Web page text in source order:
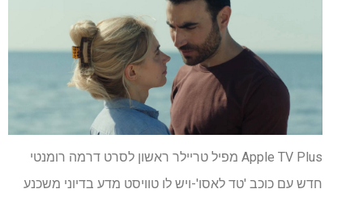
Apple TV Plus מפיל טריילר ראשון לסרט דרמה רומנטי
חדש עם כוכב 'טד לאסו'-ויש לו טוויסט מדע בדיוני משכנע